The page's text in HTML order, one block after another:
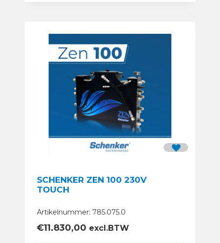
SCHENKER ZEN 100 230V
TOUCH
Artikelnummer: 785.075.0
€11.830,00 excl.BTW